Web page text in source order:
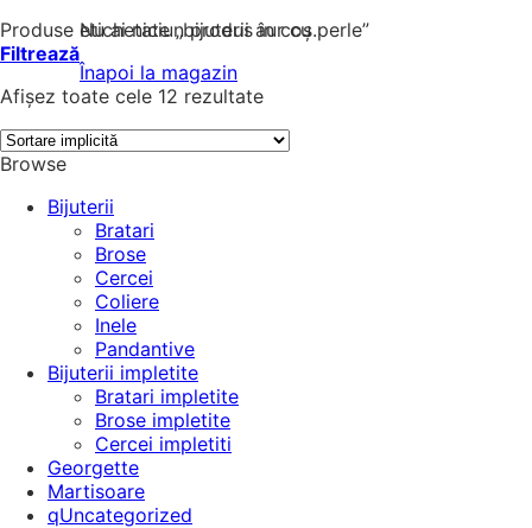
Nu ai niciun produs în coș.
Înapoi la magazin
Produse etichetate „bijuterii aur cu perle”
Filtrează
Afișez toate cele 12 rezultate
Browse
Bijuterii
Bratari
Brose
Cercei
Coliere
Inele
Pandantive
Bijuterii impletite
Bratari impletite
Brose impletite
Cercei impletiti
Georgette
Martisoare
qUncategorized